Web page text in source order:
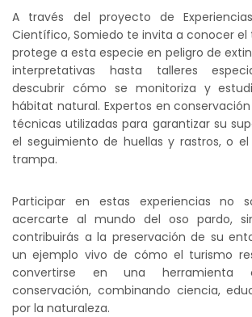
A través del proyecto de
Científico, Somiedo te invita a conocer el
protege a esta especie en peligro de
interpretativas hasta talleres
descubrir cómo se monitoriza y
hábitat natural. Expertos en
técnicas utilizadas para garantizar su
el seguimiento de huellas y rastros, o
trampa.
Participar en estas experiencias no
acercarte al mundo del oso pardo,
contribuirás a la preservación de su
un ejemplo vivo de cómo el turismo
convertirse en una
conservación, combinando ciencia,
por la naturaleza.